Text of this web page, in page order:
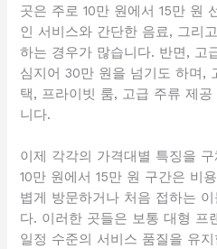
곳은 주로 10만 원에서 15만 원
인 서비스와 간단한 음료, 그리
하는 경우가 많습니다. 반면, 고
심지어 30만 원을 넘기도 하며,
택, 프라이빗 룸, 고급 주류 제
니다.
이제 각각의 가격대별 특징을
10만 원에서 15만 원 구간은 비
볍게 방문하거나 처음 접하는
다. 이러한 곳들은 보통 대형 프
일정 수준의 서비스 품질을 유